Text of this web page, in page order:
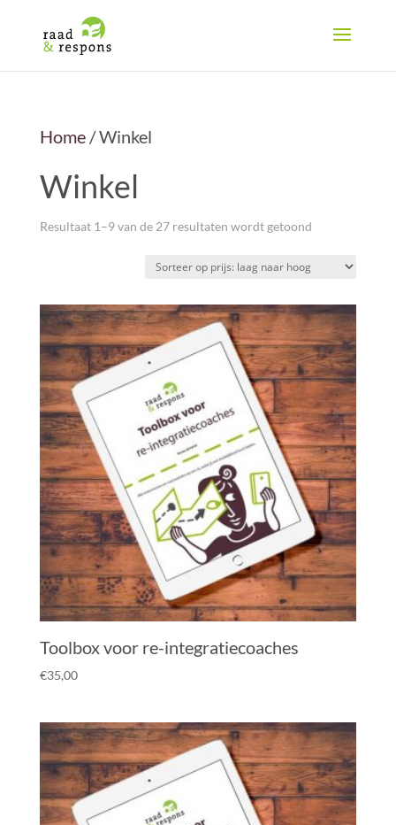
Home/ Winkel
Winkel
Resultaat 1–9 van de 27 resultaten wordt getoondGesorteerd
laag
naar
hoog
Toolbox voor re-integratiecoaches
€35,00